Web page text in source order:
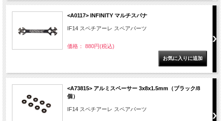
<A0117> INFINITY マルチスパナ
IF14 スペチアーレ スペアパーツ
価格： 880円(税込)
<A73815> アルミスペーサー 3x8x1.5mm（ブラック/8
個）
IF14 スペチアーレ スペアパーツ